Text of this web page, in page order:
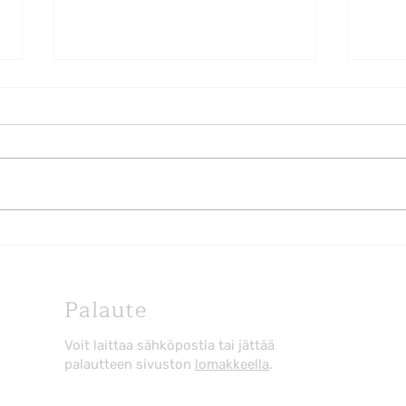
elämän Fuerteventuralla
Palaute
Voit laittaa sähköpostia tai jättää
palautteen sivuston lomakkeella.